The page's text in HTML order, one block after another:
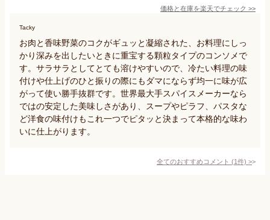
価格と在庫を楽天でチェック >>
Tacky
お肉と香味野菜のコクがギュッと凝縮された、お料理にしっ
かり深みを出したいときに重宝する顆粒タイプのコンソメで
す。サラサラとしてとても溶けやすいので、冷たい料理の味
付けや仕上げのひと振りの際にもダマにならず均一に味が広
がって使い勝手抜群です。世界最大手スパイスメーカーなら
ではの安定した美味しさがあり、スープやピラフ、パスタな
ど洋食の味付けもこれ一つでピタッと決まって本格的な味わ
いに仕上がります。
全てのおすすめコメント (1件) >